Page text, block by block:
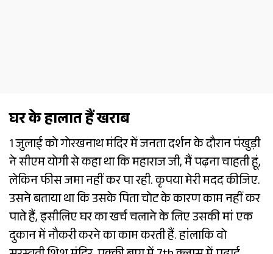
घर के हालात हैं खराब
1 जुलाई को गोरखनाथ मंदिर में जनता दर्शन के दौरान पंखुड़ी
ने सीएम योगी से कहा था कि महाराज जी, मैं पढ़ना चाहती हूं,
लेकिन फीस जमा नहीं कर पा रही. कृपया मेरी मदद कीजिए.
उसने बताया था कि उसके पिता चोट के कारण काम नहीं कर
पाते हैं, इसीलिए घर का खर्च चलाने के लिए उसकी मां एक
दुकान में नौकरी करने का काम करती हैं. हांलाकि वो